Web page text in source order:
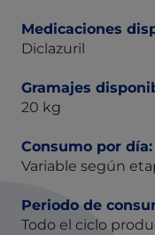
Medicaciones
Diclazuril
Gramajes
20 kg
Consumo por día:
Variable según
Periodo de
Todo el ciclo